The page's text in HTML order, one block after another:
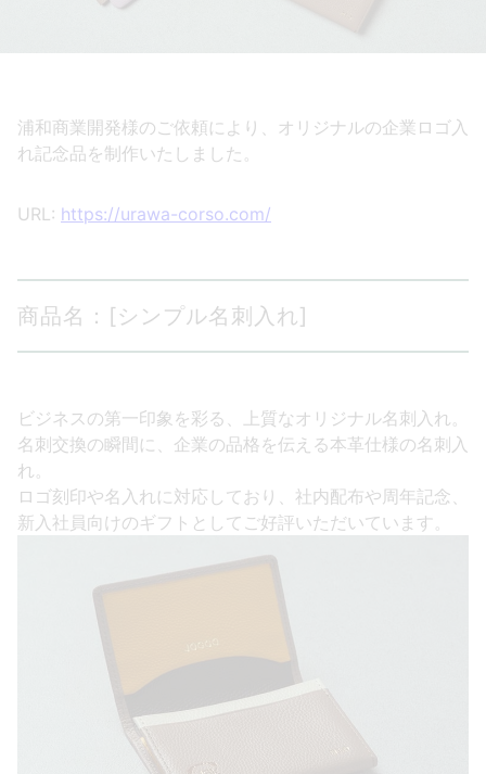
浦和商業開発様のご依頼により、オリジナルの企業ロゴ入
れ記念品を制作いたしました。
URL: https://urawa-corso.com/
商品名：[シンプル名刺入れ]
ビジネスの第一印象を彩る、上質なオリジナル名刺入れ。
名刺交換の瞬間に、企業の品格を伝える本革仕様の名刺入
れ。
ロゴ刻印や名入れに対応しており、社内配布や周年記念、
新入社員向けのギフトとしてご好評いただいています。